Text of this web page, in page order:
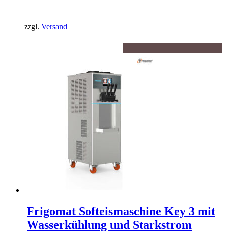
zzgl. Versand
Frigomat Softeismaschine Key 3 mit
Wasserkühlung und Starkstrom